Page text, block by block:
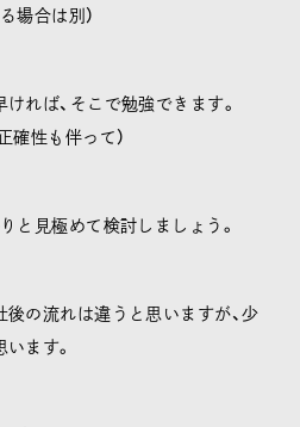
場合は別）
れば、そこで勉強できます。
確性も伴って）
と見極めて検討しましょう。
の流れは違うと思いますが、少
ます。